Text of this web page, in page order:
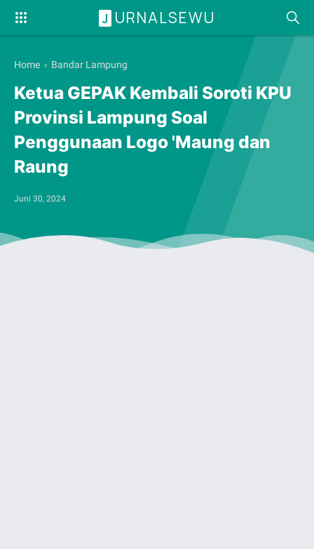
J URNALSEWU
Home › Bandar Lampung
Ketua GEPAK Kembali Soroti KPU
Provinsi Lampung Soal
Penggunaan Logo 'Maung dan
Raung
Juni 30, 2024